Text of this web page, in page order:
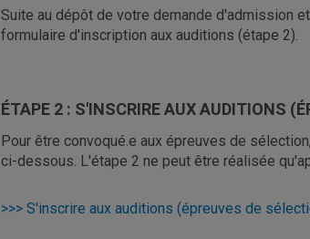
Suite au dépôt de votre demande d'admission
formulaire d'inscription aux auditions (étape 2).
ÉTAPE 2 : S'INSCRIRE AUX AUDITIONS
Pour être convoqué.e aux épreuves de
ci-dessous. L'étape 2 ne peut être réalisée
>>> S'inscrire aux auditions (épreuves de